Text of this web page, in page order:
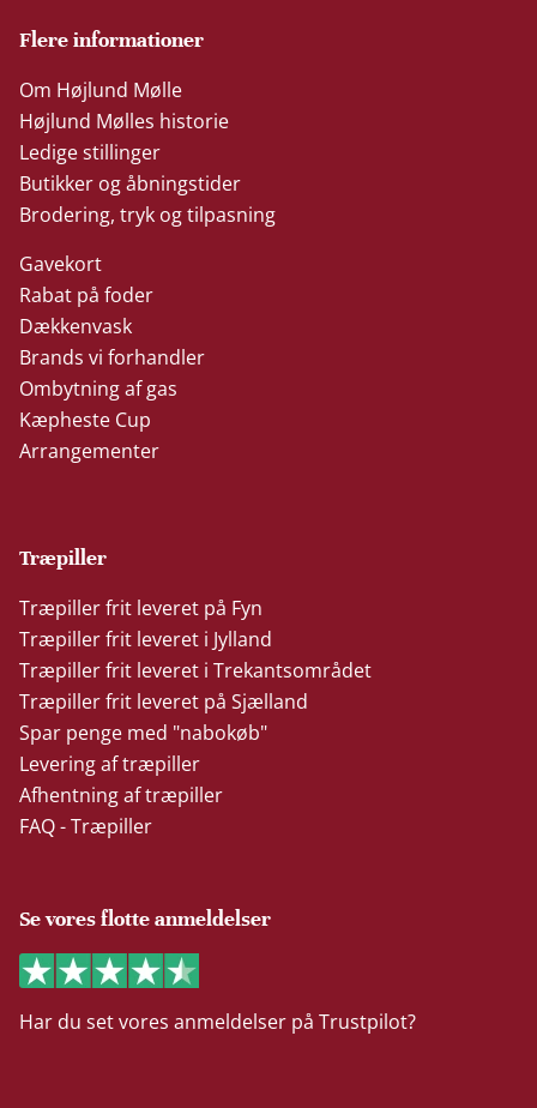
Flere informationer
Om Højlund Mølle
Højlund Mølles historie
Ledige stillinger
Butikker og åbningstider
Brodering, tryk og tilpasning
Gavekort
Rabat på foder
Dækkenvask
Brands vi forhandler
Ombytning af gas
Kæpheste Cup
Arrangementer
Træpiller
Træpiller frit leveret på Fyn
Træpiller frit leveret i Jylland
Træpiller frit leveret i Trekantsområdet
Træpiller frit leveret på Sjælland
Spar penge med "nabokøb"
Levering af træpiller
Afhentning af træpiller
FAQ - Træpiller
Se vores flotte anmeldelser
Har du set vores anmeldelser på Trustpilot?